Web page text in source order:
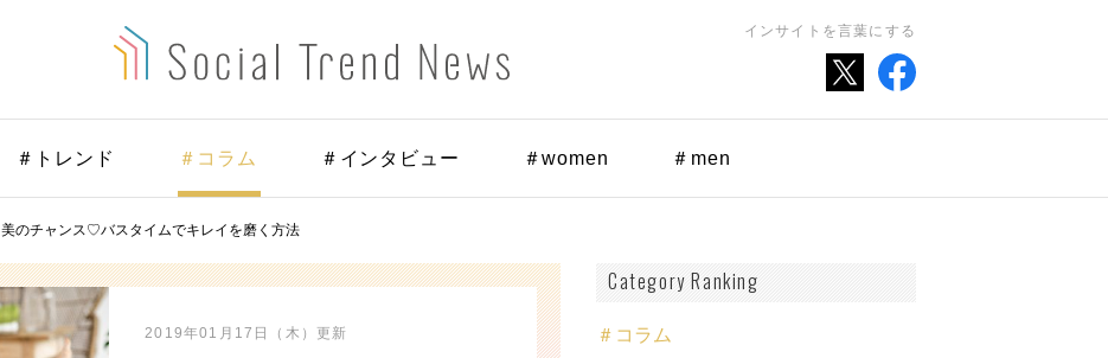
インサイトを言葉にする
＃トレンド ＃コラム ＃インタビュー ＃women ＃men
美のチャンス♡バスタイムでキレイを磨く方法
2019年01月17日（木）更新
Category Ranking
＃コラム